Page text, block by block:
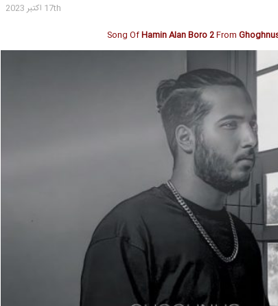
17th اکتبر 2023
Song OfHamin Alan Boro 2From